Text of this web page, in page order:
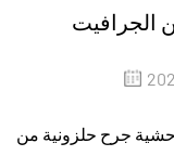
الجرافيت
خارجية من الفولاذ 304، حشية جرح حلزونية من